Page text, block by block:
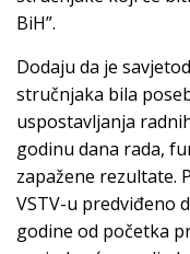
BiH”.
Dodaju da je
stručnjaka bila
uspostavljanja
godinu dana rada,
zapažene rezultate.
VSTV-u predviđeno
godine od početka